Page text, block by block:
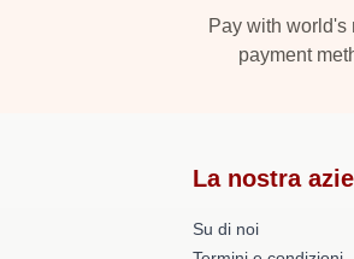
Pay with world's
payment
La nostra
Su di noi